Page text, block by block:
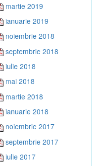
martie 2019
ianuarie 2019
noiembrie 2018
septembrie 2018
iulie 2018
mai 2018
martie 2018
ianuarie 2018
noiembrie 2017
septembrie 2017
iulie 2017